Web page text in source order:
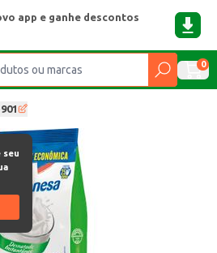
app e ganhe descontos
0
seu